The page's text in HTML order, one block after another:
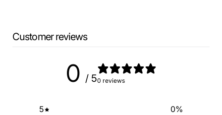
Customer reviews
0 / 50 reviews
5 0%